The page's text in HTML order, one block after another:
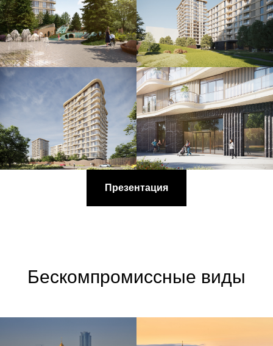
Презентация
Бескомпромиссные виды